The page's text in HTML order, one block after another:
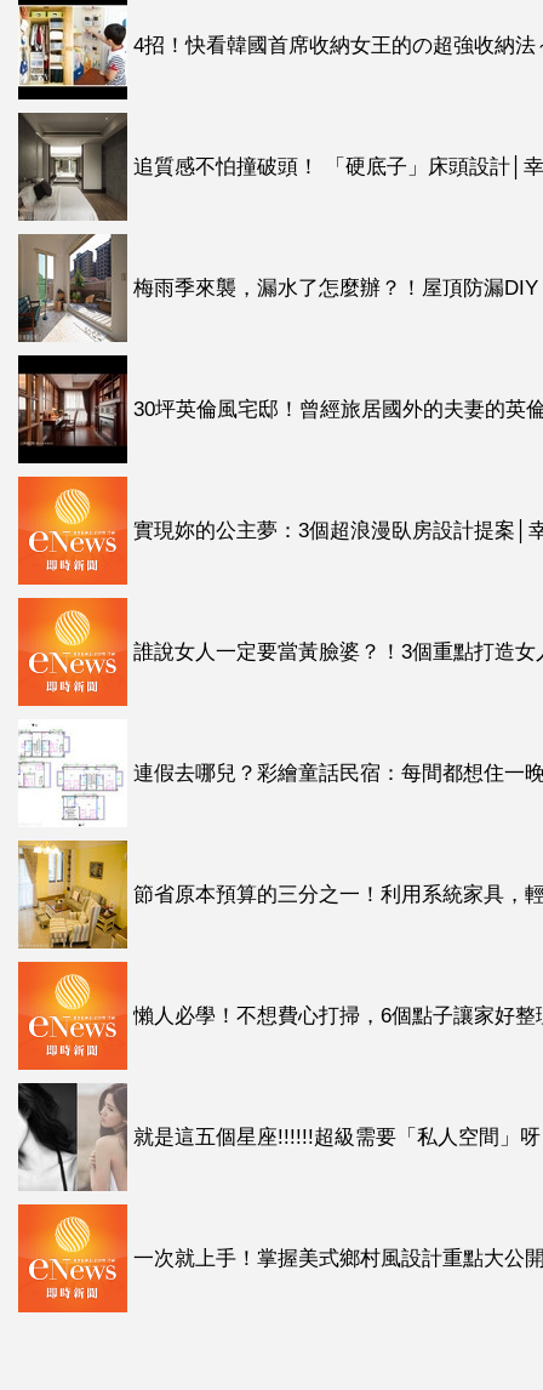
4招！快看韓國首席收納女王的の超強收納
追質感不怕撞破頭！ 「硬底子」床頭設計│
梅雨季來襲，漏水了怎麼辦？！屋頂防漏
30坪英倫風宅邸！曾經旅居國外的夫妻的
實現妳的公主夢：3個超浪漫臥房設計提案│
誰說女人一定要當黃臉婆？！3個重點打造
連假去哪兒？彩繪童話民宿：每間都想住一
節省原本預算的三分之一！利用系統家具，
懶人必學！不想費心打掃，6個點子讓家好
就是這五個星座!!!!!!超級需要「私人空間」
一次就上手！掌握美式鄉村風設計重點大公